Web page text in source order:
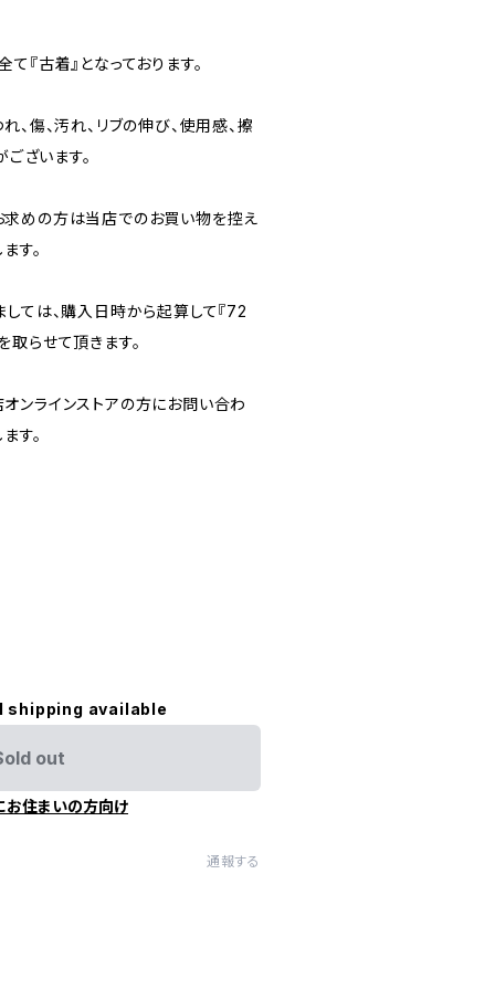
『古着』となっております。
、傷、汚れ、リブの伸び、使用感、擦
ざいます。
めの方は当店でのお買い物を控え
す。
ては、購入日時から起算して『72
らせて頂きます。
ンラインストアの方にお問い合わ
す。
shipping available
out
お住まいの方向け
通報する